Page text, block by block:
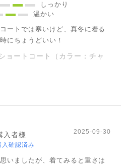
しっかり
温かい
ートでは寒いけど、真冬に着る
にちょうどいい！
ョートコート（カラー：チャ
入者様
入確認済み
2025-09-30
いましたが、着てみると重さは